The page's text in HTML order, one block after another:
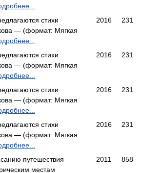
стихи
— (формат: Мягкая
2016 231
стихи
— (формат: Мягкая
2016 231
стихи
— (формат: Мягкая
2016 231
стихи
— (формат: Мягкая
2016 231
путешествия
местам
2011 858